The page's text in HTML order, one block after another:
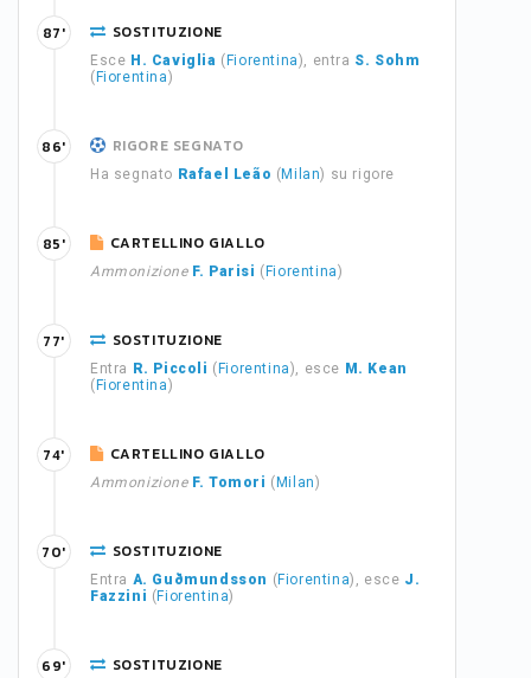
SOSTITUZIONE
Esce H. Caviglia ( Fiorentina), entra S. Sohm
( Fiorentina)
87'
RIGORE SEGNATO
Ha segnato Rafael Leão ( Milan) su rigore
86'
CARTELLINO GIALLO
Ammonizione F. Parisi ( Fiorentina)
85'
SOSTITUZIONE
Entra R. Piccoli ( Fiorentina), esce M. Kean
( Fiorentina)
77'
CARTELLINO GIALLO
Ammonizione F. Tomori ( Milan)
74'
SOSTITUZIONE
Entra A. Guðmundsson ( Fiorentina), esce J.
Fazzini ( Fiorentina)
70'
SOSTITUZIONE
69'